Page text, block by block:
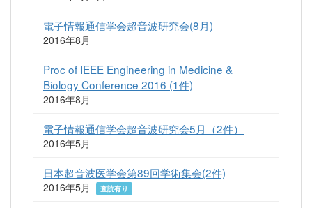
電子情報通信学会超音波研究会(8月)
2016年8月
Proc of IEEE Engineering in Medicine &
Biology Conference 2016 (1件)
2016年8月
電子情報通信学会超音波研究会5月（2件）
2016年5月
日本超音波医学会第89回学術集会(2件)
2016年5月 査読有り